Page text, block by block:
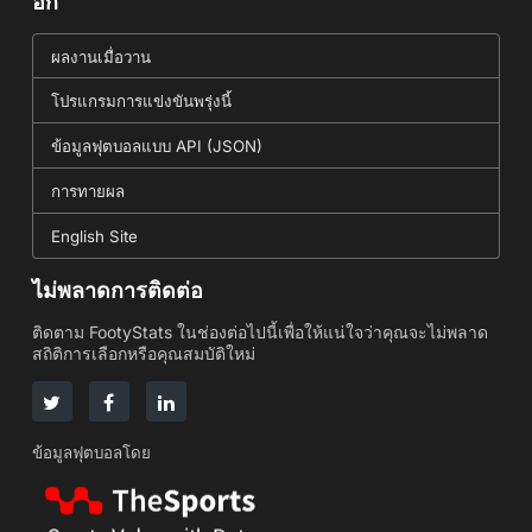
ผลงานเมื่อวาน
โปรแกรมการแข่งขันพรุ่งนี้
ข้อมูลฟุตบอลแบบ API (JSON)
การทายผล
English Site
ไม่พลาดการติดต่อ
ติดตาม FootyStats ในช่องต่อไปนี้เพื่อให้แน่ใจว่าคุณจะไม่พลาด
สถิติการเลือกหรือคุณสมบัติใหม่
ข้อมูลฟุตบอลโดย